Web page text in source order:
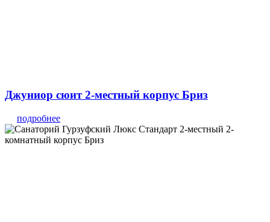
Джуниор сюит 2-местный корпус Бриз
подробнее